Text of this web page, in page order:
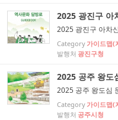
2025 광진구 아
2025 광진구 아차
Category 가이드맵(
발행처 광진구청
2025 공주 왕도
2025 공주 왕도심
Category 가이드맵(
발행처 공주시청